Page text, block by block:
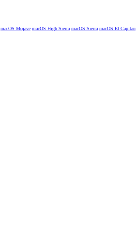
macOS Mojave macOS High Sierra macOS Sierra macOS El Capitan